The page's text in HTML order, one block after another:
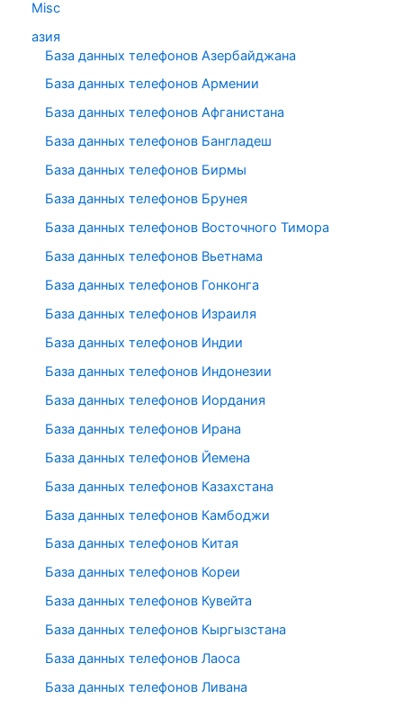
Misc
азия
База данных телефонов Азербайджана
База данных телефонов Армении
База данных телефонов Афганистана
База данных телефонов Бангладеш
База данных телефонов Бирмы
База данных телефонов Брунея
База данных телефонов Восточного Тимора
База данных телефонов Вьетнама
База данных телефонов Гонконга
База данных телефонов Израиля
База данных телефонов Индии
База данных телефонов Индонезии
База данных телефонов Иордания
База данных телефонов Ирана
База данных телефонов Йемена
База данных телефонов Казахстана
База данных телефонов Камбоджи
База данных телефонов Китая
База данных телефонов Кореи
База данных телефонов Кувейта
База данных телефонов Кыргызстана
База данных телефонов Лаоса
База данных телефонов Ливана